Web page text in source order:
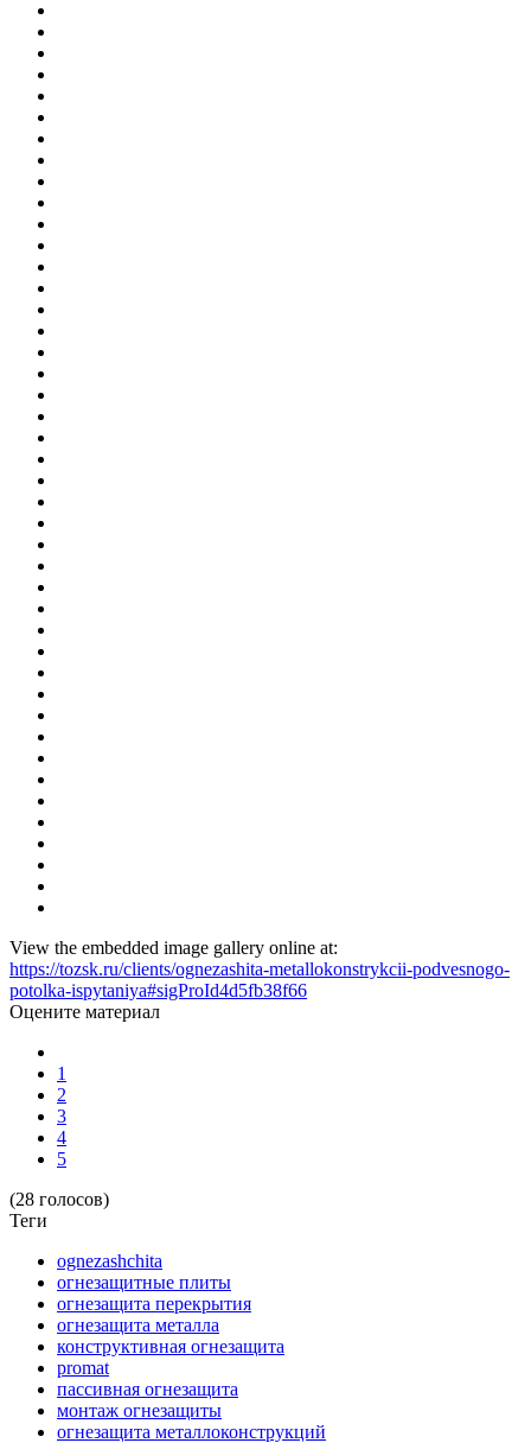
View the embedded image gallery online at:
https://tozsk.ru/clients/ognezashita-metallokonstrykcii-podvesnogo-
potolka-ispytaniya#sigProId4d5fb38f66
Оцените материал
1
2
3
4
5
(28 голосов)
Теги
ognezashchita
огнезащитные плиты
огнезащита перекрытия
огнезащита металла
конструктивная огнезащита
promat
пассивная огнезащита
монтаж огнезащиты
огнезащита металлоконструкций